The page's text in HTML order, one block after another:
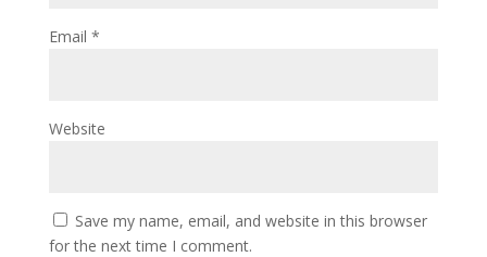
Email *
Website
Save my name, email, and website in this browser
for the next time I comment.